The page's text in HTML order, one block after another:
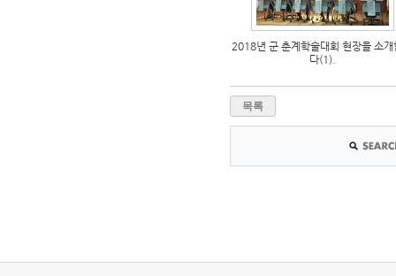
2018년 군 춘계학술대회 현장을 소개
다(1).
목록